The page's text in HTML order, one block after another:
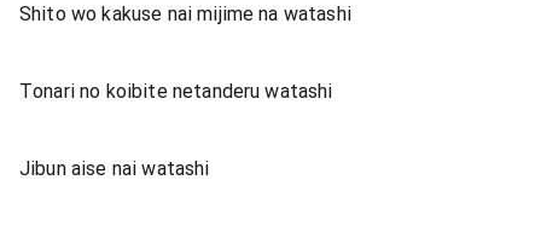
Shito wo kakuse nai mijime na watashi
Tonari no koibite netanderu watashi
Jibun aise nai watashi